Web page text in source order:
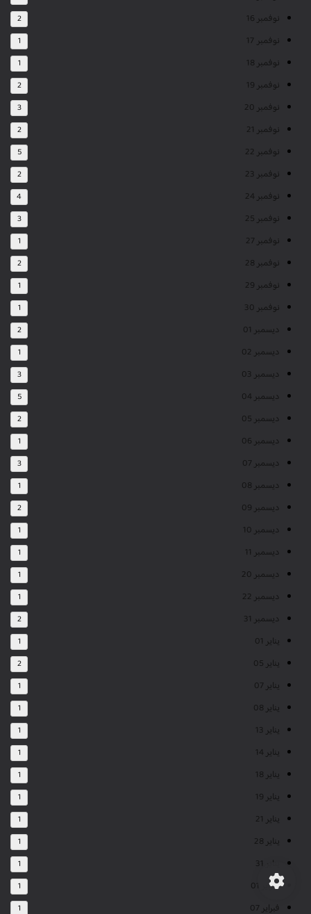
نوفمبر 16 2
نوفمبر 17 1
نوفمبر 18 1
نوفمبر 19 2
نوفمبر 20 3
نوفمبر 21 2
نوفمبر 22 5
نوفمبر 23 2
نوفمبر 24 4
نوفمبر 25 3
نوفمبر 27 1
نوفمبر 28 2
نوفمبر 29 1
نوفمبر 30 1
ديسمبر 01 2
ديسمبر 02 1
ديسمبر 03 3
ديسمبر 04 5
ديسمبر 05 2
ديسمبر 06 1
ديسمبر 07 3
ديسمبر 08 1
ديسمبر 09 2
ديسمبر 10 1
ديسمبر 11 1
ديسمبر 20 1
ديسمبر 22 1
ديسمبر 31 2
يناير 01 1
يناير 05 2
يناير 07 1
يناير 08 1
يناير 13 1
يناير 14 1
يناير 18 1
يناير 19 1
يناير 21 1
يناير 28 1
يناير 31 1
فبراير 01 1
فبراير 07 1